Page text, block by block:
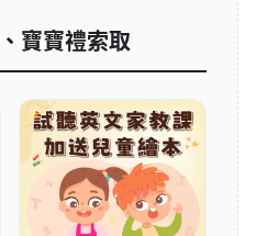
寶寶禮索取